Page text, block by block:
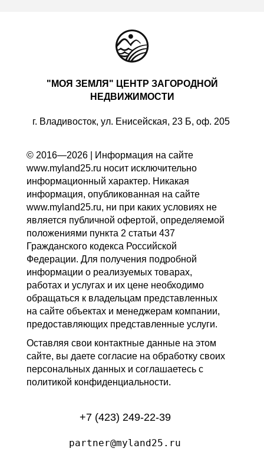
"МОЯ ЗЕМЛЯ" ЦЕНТР ЗАГОРОДНОЙ
НЕДВИЖИМОСТИ
г. Владивосток, ул. Енисейская, 23 Б, оф. 205
© 2016—2026 | Информация на сайте
www.myland25.ru носит исключительно
информационный характер. Никакая
информация, опубликованная на сайте
www.myland25.ru, ни при каких условиях не
является публичной офертой, определяемой
положениями пункта 2 статьи 437
Гражданского кодекса Российской
Федерации. Для получения подробной
информации о реализуемых товарах,
работах и услугах и их цене необходимо
обращаться к владельцам представленных
на сайте объектах и менеджерам компании,
предоставляющих представленные услуги.
Оставляя свои контактные данные на этом
сайте, вы даете согласие на обработку своих
персональных данных и соглашаетесь с
политикой конфиденциальности.
+7 (423) 249-22-39
partner@myland25.ru